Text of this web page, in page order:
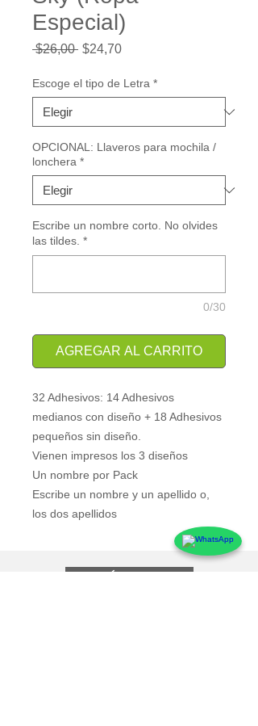
Especial)
$26,00 Precio
$24,70Precio
oferta
Escoge el tipo de Letra *
OPCIONAL: Llaveros para mochila /
lonchera *
Escribe un nombre corto. No olvides
las tildes. *
0/30
AGREGAR AL CARRITO
32 Adhesivos: 14 Adhesivos
medianos con diseño + 18 Adhesivos
pequeños sin diseño.
Vienen impresos los 3 diseños
Un nombre por Pack
Escribe un nombre y un apellido o,
los dos apellidos
Atención al Cliente